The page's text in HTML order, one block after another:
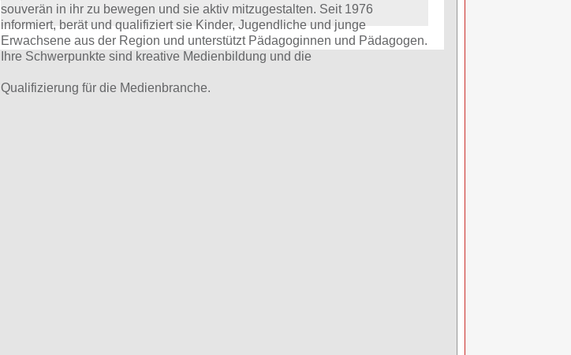
souverän in ihr zu bewegen und sie aktiv mitzugestalten. Seit 1976
informiert, berät und qualifiziert sie Kinder, Jugendliche und junge
Erwachsene aus der Region und unterstützt Pädagoginnen und Pädagogen.
Ihre Schwerpunkte sind kreative Medienbildung und die
Qualifizierung für die Medienbranche.